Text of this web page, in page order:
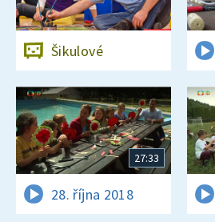
Šikulové
27:33
28. října 2018